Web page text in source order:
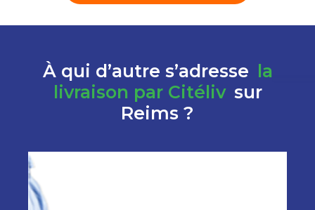
À qui d’autre s’adresse la
livraison par Citéliv sur
Reims ?